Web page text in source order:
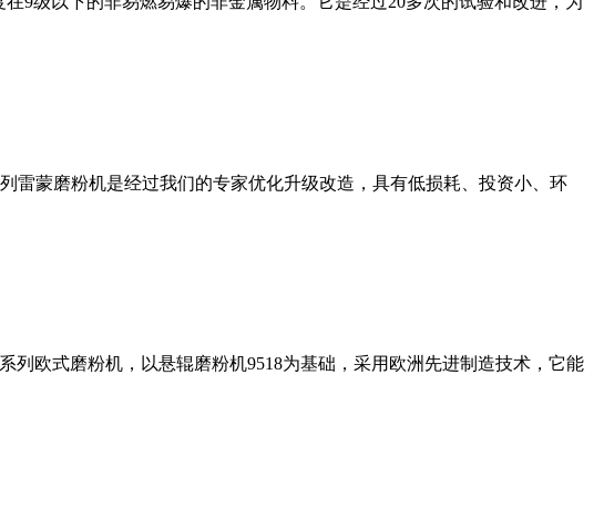
雷蒙磨粉机是经过我们的专家优化升级改造，具有低损耗、投资小、环
欧式磨粉机，以悬辊磨粉机9518为基础，采用欧洲先进制造技术，它能